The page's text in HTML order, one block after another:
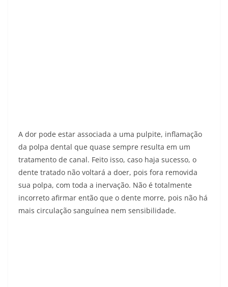
A dor pode estar associada a uma pulpite, inflamação
da polpa dental que quase sempre resulta em um
tratamento de canal. Feito isso, caso haja sucesso, o
dente tratado não voltará a doer, pois fora removida
sua polpa, com toda a inervação. Não é totalmente
incorreto afirmar então que o dente morre, pois não há
mais circulação sanguínea nem sensibilidade.